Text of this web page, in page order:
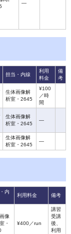
—
担当・内線
利用
料金
備
考
生体画像解
析室・2645
¥100
／時
間
生体画像解
析室・2645
—
生体画像解
析室・2645
—
内
利用料金 備考
像
・
¥400／run
講習
受講
後、
利用